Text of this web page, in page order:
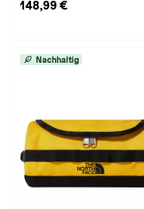
148,99 €
Nachhaltig